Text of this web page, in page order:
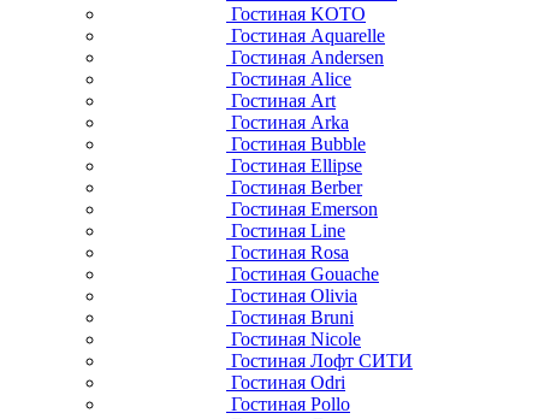
Гостиная KOTO
Гостиная Aquarelle
Гостиная Andersen
Гостиная Alice
Гостиная Art
Гостиная Arka
Гостиная Bubble
Гостиная Ellipse
Гостиная Berber
Гостиная Emerson
Гостиная Line
Гостиная Rosa
Гостиная Gouache
Гостиная Olivia
Гостиная Bruni
Гостиная Nicole
Гостиная Лофт СИТИ
Гостиная Odri
Гостиная Pollo